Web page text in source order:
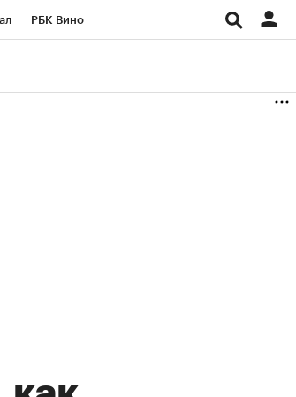
РБК Вино